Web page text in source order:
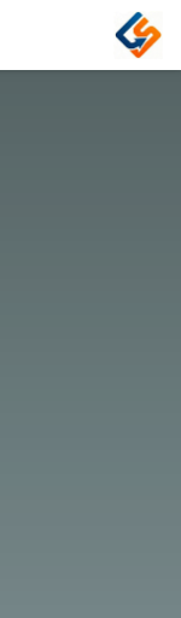
تخطي للذهاب إلى المحتوى